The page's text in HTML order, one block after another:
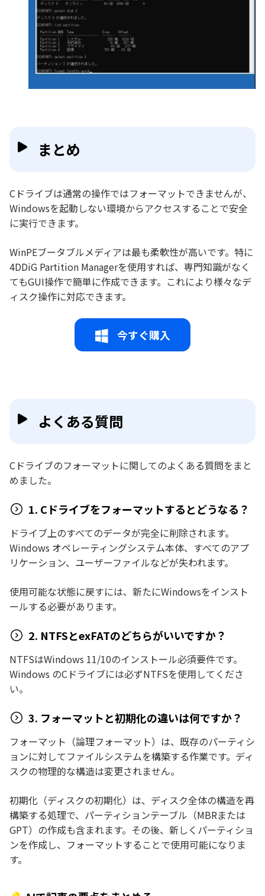
まとめ
Cドライブは通常の操作ではフォーマットできませんが、
Windowsを起動しない環境からアクセスすることで安全
に実行できます。
WinPEブータブルメディアは最も柔軟性が高いです。特に
4DDiG Partition Managerを使用すれば、専門知識がなく
てもGUI操作で簡単に作成できます。これにより様々なデ
ィスク操作に対応できます。
今すぐ購入
よくある質問
Cドライブのフォーマットに関してのよくある質問をまと
めました。
1. Cドライブをフォーマットするとどうなる？
ドライブ上のすべてのデータが完全に削除されます。
Windows オペレーティングシステム本体、すべてのアプ
リケーション、ユーザーファイルなどが失われます。
使用可能な状態に戻すには、新たにWindowsをインスト
ールする必要があります。
2. NTFSとexFATのどちらがいいですか？
NTFSはWindows 11/10のインストール必須要件です。
Windows のCドライブには必ずNTFSを使用してくださ
い。
3. フォーマットと初期化の違いは何ですか？
フォーマット（論理フォーマット）は、既存のパーティシ
ョンに対してファイルシステムを構築する作業です。ディ
スクの物理的な構造は変更されません。
初期化（ディスクの初期化）は、ディスク全体の構造を再
構築する処理で、パーティションテーブル（MBRまたは
GPT）の作成も含まれます。その後、新しくパーティショ
ンを作成し、フォーマットすることで使用可能になりま
す。